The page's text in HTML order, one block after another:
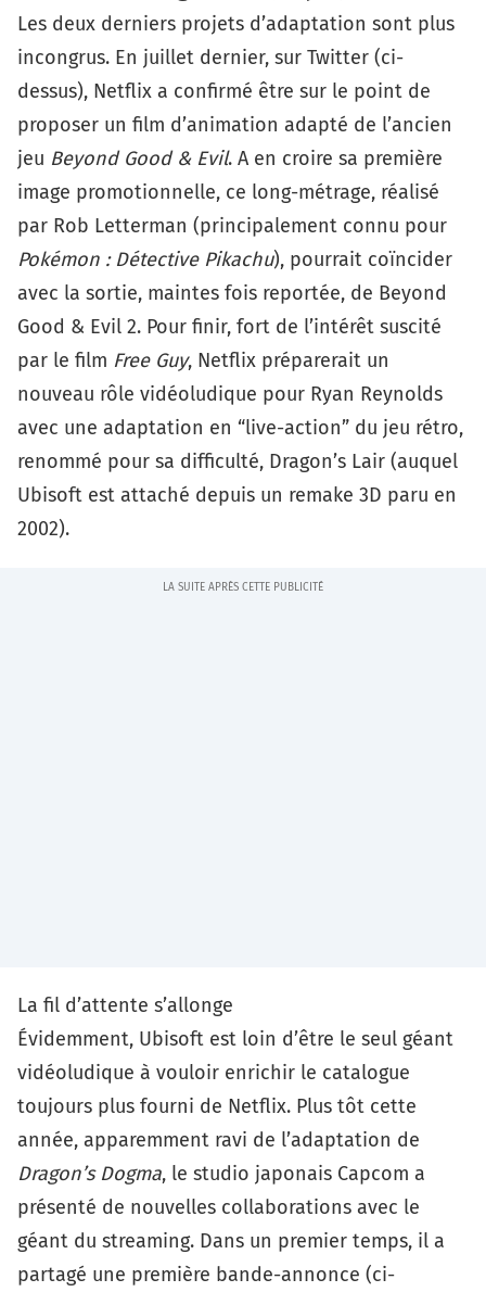
Les deux derniers projets d’adaptation sont plus
incongrus. En juillet dernier, sur Twitter (ci-
dessus), Netflix a confirmé être sur le point de
proposer un film d’animation adapté de l’ancien
jeu Beyond Good & Evil. A en croire sa première
image promotionnelle, ce long-métrage, réalisé
par Rob Letterman (principalement connu pour
Pokémon : Détective Pikachu), pourrait coïncider
avec la sortie, maintes fois reportée, de Beyond
Good & Evil 2. Pour finir, fort de l’intérêt suscité
par le film Free Guy, Netflix préparerait un
nouveau rôle vidéoludique pour Ryan Reynolds
avec une adaptation en “live-action” du jeu rétro,
renommé pour sa difficulté, Dragon’s Lair (auquel
Ubisoft est attaché depuis un remake 3D paru en
2002).
La fil d’attente s’allonge
Évidemment, Ubisoft est loin d’être le seul géant
vidéoludique à vouloir enrichir le catalogue
toujours plus fourni de Netflix. Plus tôt cette
année, apparemment ravi de l’adaptation de
Dragon’s Dogma, le studio japonais Capcom a
présenté de nouvelles collaborations avec le
géant du streaming. Dans un premier temps, il a
partagé une première bande-annonce (ci-